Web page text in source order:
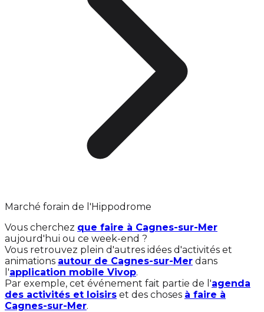
Marché forain de l'Hippodrome
Vous cherchez que faire à Cagnes-sur-Mer
aujourd'hui ou ce week-end ?
Vous retrouvez plein d'autres idées d'activités et
animations autour de Cagnes-sur-Mer dans
l'application mobile Vivop.
Par exemple, cet événement fait partie de l'agenda
des activités et loisirs et des choses à faire à
Cagnes-sur-Mer.